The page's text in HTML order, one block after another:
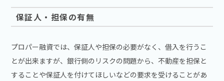
保証人・担保の有無
プロパー融資では、保証人や担保の必要がなく、借入を行うこ
とが出来ますが、銀行側のリスクの問題から、不動産を担保と
することや保証人を付けてほしいなどの要求を受けることがあ